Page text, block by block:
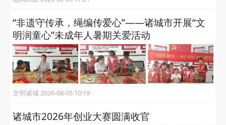
东省科学技术最高奖
半岛客户端 2026-08-06 16:59
2026年定向诸城市公费医学生选岗定岗公告
健康诸城 2026-08-06 10:55
临朐县获评2025年度县域经济高质量发展成效
显著的县
临朐民政 2026-08-05 17:21